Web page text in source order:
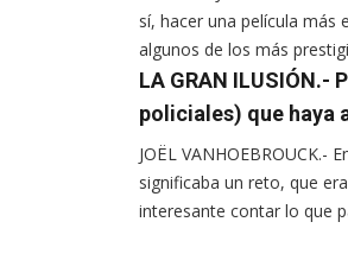
sí, hacer una película más
algunos de los más
LA GRAN
policiales) que haya
JOËL
significaba un reto, que
interesante contar lo que